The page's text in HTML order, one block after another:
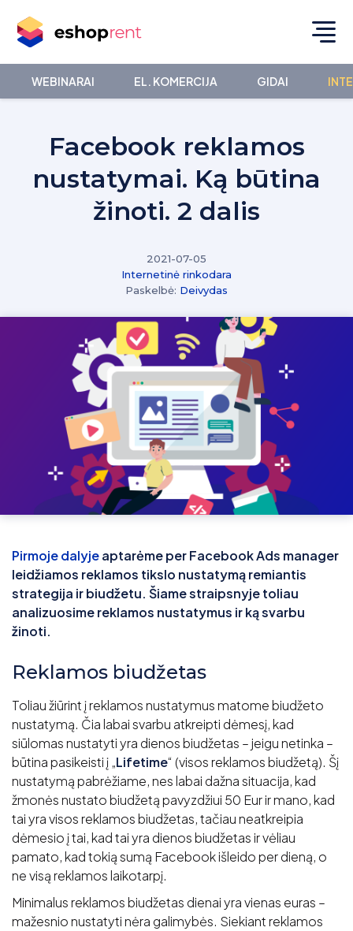
WEBINARAI EL. KOMERCIJA GIDAI
Facebook reklamos
nustatymai. Ką būtina
žinoti. 2 dalis
2021-07-05
Internetinė rinkodara
Paskelbė: Deivydas
Pirmoje dalyjeaptarėme per Facebook Ads manager
leidžiamos reklamos tikslo nustatymą remiantis
strategija ir biudžetu. Šiame straipsnyje toliau
analizuosime reklamos nustatymus ir ką svarbu
žinoti.
Reklamos biudžetas
Toliau žiūrint į reklamos nustatymus matome biudžeto
nustatymą. Čia labai svarbu atkreipti dėmesį, kad
siūlomas nustatyti yra dienos biudžetas – jeigu netinka –
būtina pasikeisti į „Lifetime“ (visos reklamos biudžetą). Šį
nustatymą pabrėžiame, nes labai dažna situacija, kad
žmonės nustato biudžetą pavyzdžiui 50 Eur ir mano, kad
tai yra visos reklamos biudžetas, tačiau neatkreipia
dėmesio į tai, kad tai yra dienos biudžetas ir vėliau
pamato, kad tokią sumą Facebook išleido per dieną, o
ne visą reklamos laikotarpį.
Minimalus reklamos biudžetas dienai yra vienas euras –
mažesnio nustatyti nėra galimybės. Siekiant reklamos